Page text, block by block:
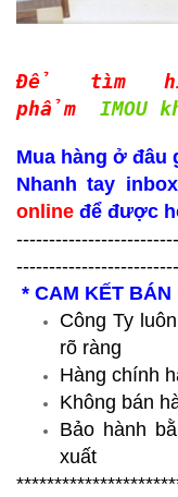
Để tìm
phẩm
IMOU
Mua hàng ở đâu
Nhanh tay
online để được
* CAM KẾT BÁN
Công Ty
rõ ràng
Hàng chính
Không bán
Bảo hành
xuất